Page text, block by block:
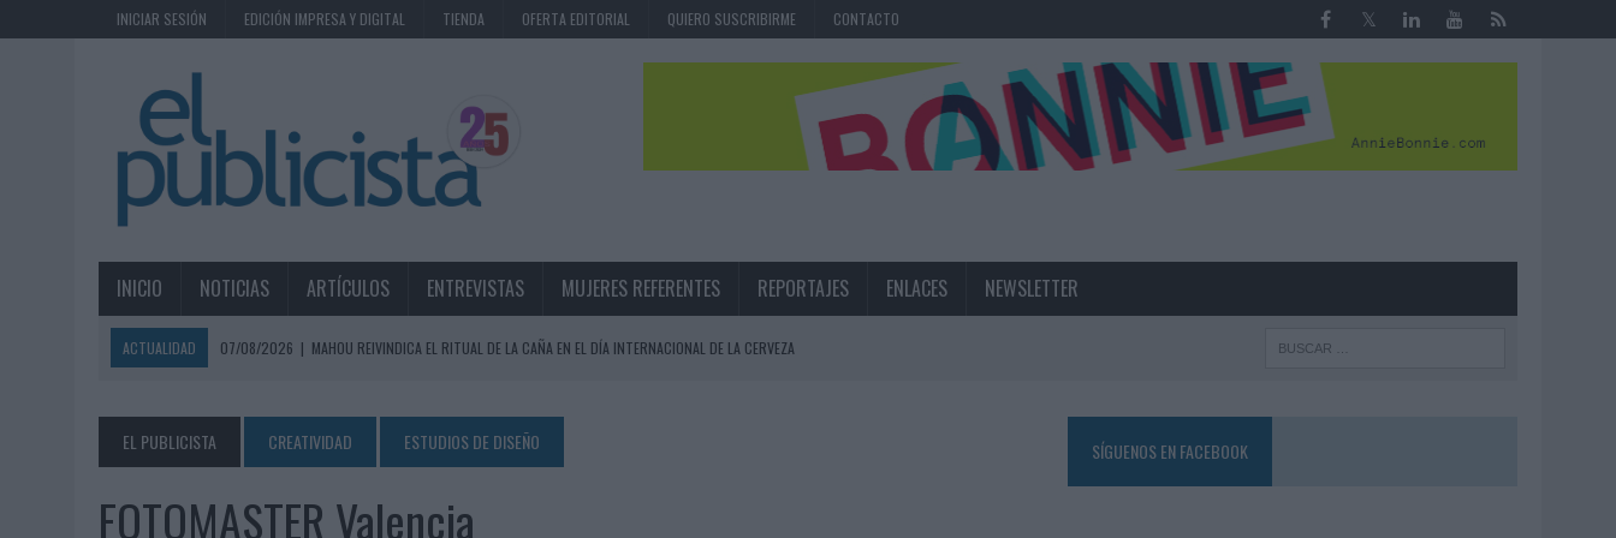
INICIAR SESIÓN EDICIÓN IMPRESA Y DIGITAL TIENDA OFERTA EDITORIAL QUIERO SUSCRIBIRME CONTACTO
INICIO NOTICIAS ARTÍCULOS ENTREVISTAS MUJERES REFERENTES REPORTAJES ENLACES NEWSLETTER
ACTUALIDAD 07/08/2026 | MAHOU REIVINDICA EL RITUAL DE LA CAÑA EN EL DÍA INTERNACIONAL DE LA CERVEZA
PATRÓN CONVIERTE EL NUEVO SINGLE DE ARÓN PIPER EN UNA EXPERIENCIA DE MARCA EN IBIZA
07/08/2026 | EL VERANO PONE A PRUEBA LA ESTRATEGIA DIGITAL DE LAS MARCAS
07/08/2026
VUELING CONVIERTE LOS RECUERDOS EN SOUVENIRS CON IA
EL PUBLICISTA CREATIVIDAD ESTUDIOS DE DISEÑO
FOTOMASTER Valencia
SÍGUENOS EN FACEBOOK